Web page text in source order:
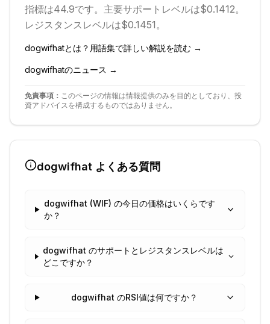
指標は44.9です。 主要サポートレベルは$0.1412。
レジスタンスレベルは$0.1451。
dogwifhatとは？用語集で詳しい解説を読む →
dogwifhatのニュース →
免責事項： このページの情報は情報提供のみを目的としており、投
資アドバイスを構成するものではありません。
dogwifhat よくある質問
dogwifhat (WIF) の今日の価格はいくらです
か？
dogwifhat のサポートとレジスタンスレベルは
どこですか？
dogwifhat のRSI値は何ですか？